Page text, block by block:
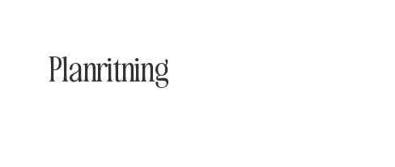
Planritning